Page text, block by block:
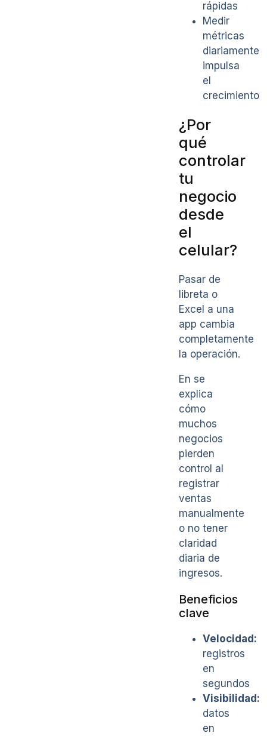
rápidas
Medir
métricas
diariamente
impulsa
el
crecimiento
¿Por
qué
controlar
tu
negocio
desde
el
celular?
Pasar de
libreta o
Excel a una
app cambia
completamente
la operación.
En se
explica
cómo
muchos
negocios
pierden
control al
registrar
ventas
manualmente
o no tener
claridad
diaria de
ingresos.
Beneficios
clave
Velocidad:
registros
en
segundos
Visibilidad:
datos
en